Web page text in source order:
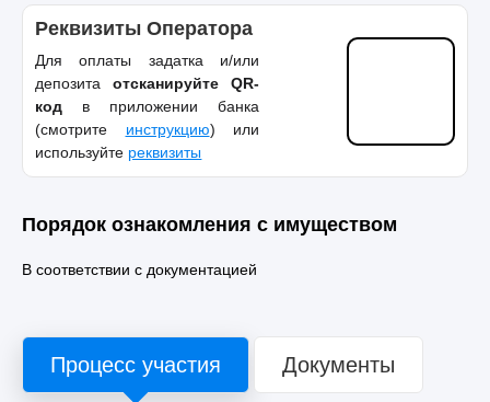
Реквизиты Оператора
Для оплаты задатка и/или
депозита отсканируйте QR-
код в приложении банка
(смотрите инструкцию) или
используйте реквизиты
Порядок ознакомления с имуществом
В соответствии с документацией
Процесс участия Документы